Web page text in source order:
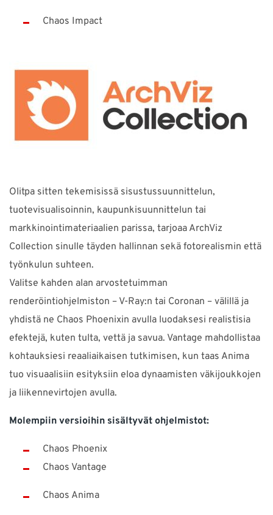
Chaos Impact
Olitpa sitten tekemisissä sisustussuunnittelun,
tuotevisualisoinnin, kaupunkisuunnittelun tai
markkinointimateriaalien parissa, tarjoaa ArchViz
Collection sinulle täyden hallinnan sekä fotorealismin että
työnkulun suhteen.
Valitse kahden alan arvostetuimman
renderöintiohjelmiston – V-Ray:n tai Coronan – välillä ja
yhdistä ne Chaos Phoenixin avulla luodaksesi realistisia
efektejä, kuten tulta, vettä ja savua. Vantage mahdollistaa
kohtauksiesi reaaliaikaisen tutkimisen, kun taas Anima
tuo visuaalisiin esityksiin eloa dynaamisten väkijoukkojen
ja liikennevirtojen avulla.
Molempiin versioihin sisältyvät ohjelmistot:
Chaos Phoenix
Chaos Vantage
Chaos Anima